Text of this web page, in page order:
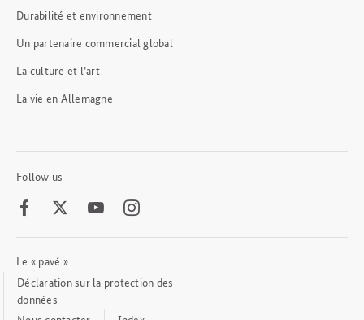
Durabilité et environnement
Un partenaire commercial global
La culture et l’art
La vie en Allemagne
Follow us
FacebookTwitter Youtube
Footer
Meta
Links
Le « pavé »
Déclaration sur la protection des
données